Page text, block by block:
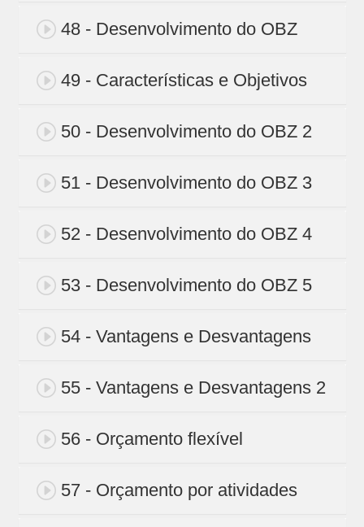
48 - Desenvolvimento do OBZ
49 - Características e Objetivos
50 - Desenvolvimento do OBZ 2
51 - Desenvolvimento do OBZ 3
52 - Desenvolvimento do OBZ 4
53 - Desenvolvimento do OBZ 5
54 - Vantagens e Desvantagens
55 - Vantagens e Desvantagens 2
56 - Orçamento flexível
57 - Orçamento por atividades